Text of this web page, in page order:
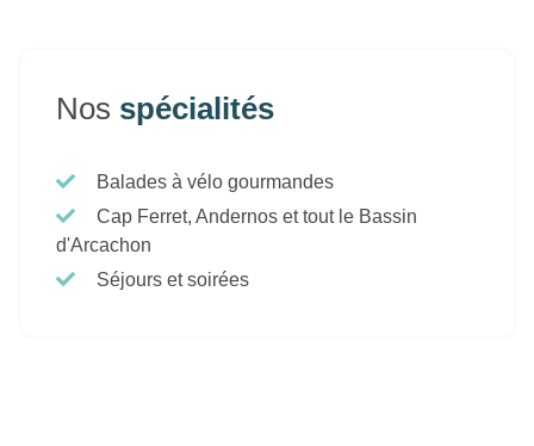
Nos spécialités
Balades à vélo gourmandes
Cap Ferret, Andernos et tout le Bassin
d'Arcachon
Séjours et soirées